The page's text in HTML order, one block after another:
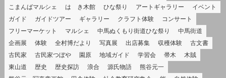
こまんばマルシェ
はゝき木館 ひな祭り アートギャラリー
イベント
ガイド
ガイドツアー ギャラリー クラフト体験
コンサート
フリーマーケット
マルシェ 中馬ぬくもり街道ひな祭り
中馬街道
企画展
体験 全村博だより 写真展 出店募集 収穫体験
古文書
古民家
古民家つぼや 園原 地域ガイド 学習会 帚木
木賊
東山道
歴史 歴史探訪 浪合 源氏物語
熊谷元一